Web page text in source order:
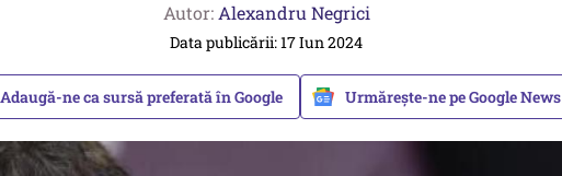
Autor: Alexandru Negrici
Data publicării: 17 Iun 2024
Adaugă-ne ca sursă preferată în Google Urmărește-ne pe Google News